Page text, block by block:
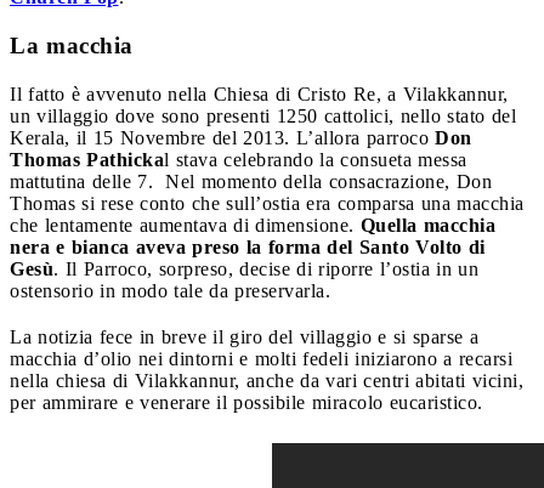
La macchia
Il fatto è avvenuto nella Chiesa di Cristo Re, a Vilakkannur,
un villaggio dove sono presenti 1250 cattolici, nello stato del
Kerala, il 15 Novembre del 2013. L’allora parroco Don
Thomas Pathickal stava celebrando la consueta messa
mattutina delle 7.
Nel momento della consacrazione, Don
Thomas si rese conto che sull’ostia era comparsa una macchia
che lentamente aumentava di dimensione. Quella macchia
nera e bianca aveva preso la forma del Santo Volto di
Gesù. Il Parroco, sorpreso, decise di riporre l’ostia in un
ostensorio in modo tale da preservarla.
La notizia fece in breve il giro del villaggio e si sparse a
macchia d’olio nei dintorni e molti fedeli iniziarono a recarsi
nella chiesa di Vilakkannur, anche da vari centri abitati vicini,
per ammirare e venerare il possibile miracolo eucaristico.